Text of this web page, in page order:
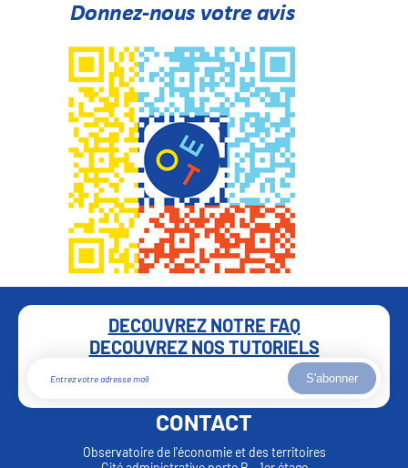
DECOUVREZ NOTRE FAQ
DECOUVREZ NOS TUTORIELS
S'abonner
CONTACT
Observatoire de l'économie et des territoires